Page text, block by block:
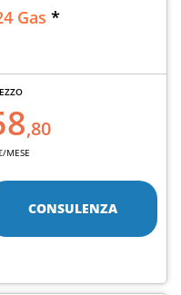
Gas *
,80
MESE
CONSULENZA